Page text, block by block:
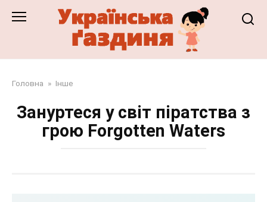
Головна » Інше
Зануртеся у світ піратства з
грою Forgotten Waters